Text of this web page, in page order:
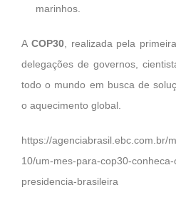
marinhos.
ACOP30, realizada pela
delegações de governos,
todo o mundo em busca de
o aquecimento global.
https://agenciabrasil.ebc.com.br/
10/um-mes-para-cop30-
presidencia-brasileira